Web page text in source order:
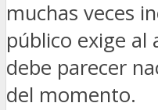
muchas veces
público exige
debe parecer
del momento.